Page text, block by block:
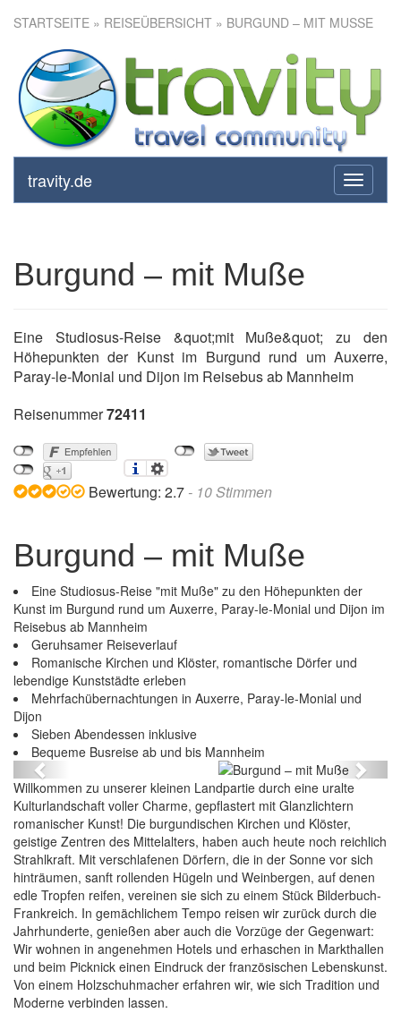
STARTSEITE » REISEÜBERSICHT » BURGUND – MIT MUSSE
toggle
travity.de
Burgund – mit Muße
Burgund – mit Muße
Eine Studiosus-Reise &quot;mit Muße&quot; zu den
Höhepunkten der Kunst im Burgund rund um Auxerre,
Paray-le-Monial und Dijon im Reisebus ab Mannheim
Reisenummer72411
Bewertung: 2.7 - 10Stimmen
Burgund – mit Muße
Eine Studiosus-Reise "mit Muße" zu den Höhepunkten der
Kunst im Burgund rund um Auxerre, Paray-le-Monial und Dijon im
Reisebus ab Mannheim
Geruhsamer Reiseverlauf
Romanische Kirchen und Klöster, romantische Dörfer und
lebendige Kunststädte erleben
Mehrfachübernachtungen in Auxerre, Paray-le-Monial und
Dijon
Sieben Abendessen inklusive
Bequeme Busreise ab und bis Mannheim
Burgund – mit Muße
Previous Next
Willkommen zu unserer kleinen Landpartie durch eine uralte
Kulturlandschaft voller Charme, gepflastert mit Glanzlichtern
romanischer Kunst! Die burgundischen Kirchen und Klöster,
geistige Zentren des Mittelalters, haben auch heute noch reichlich
Strahlkraft. Mit verschlafenen Dörfern, die in der Sonne vor sich
hinträumen, sanft rollenden Hügeln und Weinbergen, auf denen
edle Tropfen reifen, vereinen sie sich zu einem Stück Bilderbuch-
Frankreich. In gemächlichem Tempo reisen wir zurück durch die
Jahrhunderte, genießen aber auch die Vorzüge der Gegenwart:
Wir wohnen in angenehmen Hotels und erhaschen in Markthallen
und beim Picknick einen Eindruck der französischen Lebenskunst.
Von einem Holzschuhmacher erfahren wir, wie sich Tradition und
Moderne verbinden lassen.